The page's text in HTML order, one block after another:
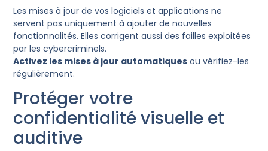
Les mises à jour de vos logiciels et applications ne
servent pas uniquement à ajouter de nouvelles
fonctionnalités. Elles corrigent aussi des failles exploitées
par les cybercriminels.
Activez les mises à jour automatiques ou vérifiez-les
régulièrement.
Protéger votre
confidentialité visuelle et
auditive